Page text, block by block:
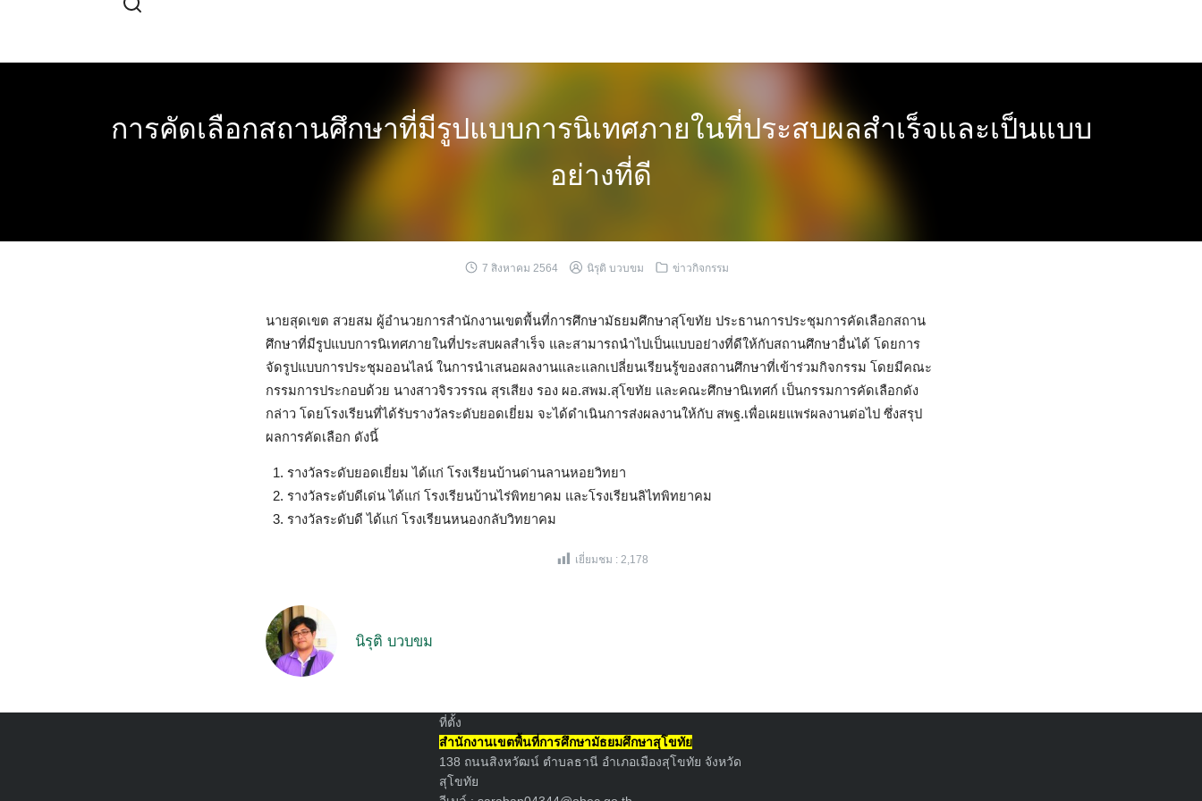
การคัดเลือกสถานศึกษาที่มีรูปแบบการนิเทศภายในที่ประสบผลสำเร็จและเป็นแบบ
อย่างที่ดี
7 สิงหาคม 2564 นิรุติ บวบขม ข่าวกิจกรรม
นายสุดเขต สวยสม ผู้อำนวยการสำนักงานเขตพื้นที่การศึกษามัธยมศึกษาสุโขทัย ประธานการประชุมการคัดเลือกสถาน
ศึกษาที่มีรูปแบบการนิเทศภายในที่ประสบผลสำเร็จ และสามารถนำไปเป็นแบบอย่างที่ดีให้กับสถานศึกษาอื่นได้ โดยการ
จัดรูปแบบการประชุมออนไลน์ ในการนำเสนอผลงานและแลกเปลี่ยนเรียนรู้ของสถานศึกษาที่เข้าร่วมกิจกรรม โดยมีคณะ
กรรมการประกอบด้วย นางสาวจิรวรรณ สุรเสียง รอง ผอ.สพม.สุโขทัย และคณะศึกษานิเทศก์ เป็นกรรมการคัดเลือกดัง
กล่าว โดยโรงเรียนที่ได้รับรางวัลระดับยอดเยี่ยม จะได้ดำเนินการส่งผลงานให้กับ สพฐ.เพื่อเผยแพร่ผลงานต่อไป ซึ่งสรุป
ผลการคัดเลือก ดังนี้
รางวัลระดับยอดเยี่ยม ได้แก่ โรงเรียนบ้านด่านลานหอยวิทยา
รางวัลระดับดีเด่น ได้แก่ โรงเรียนบ้านไร่พิทยาคม และโรงเรียนลิไทพิทยาคม
รางวัลระดับดี ได้แก่ โรงเรียนหนองกลับวิทยาคม
เยี่ยมชม : 2,178
นิรุติ บวบขม
ที่ตั้ง
สำนักงานเขตพื้นที่การศึกษามัธยมศึกษาสุโขทัย
138 ถนนสิงหวัฒน์ ตำบลธานี อำเภอเมืองสุโขทัย จังหวัด
สุโขทัย